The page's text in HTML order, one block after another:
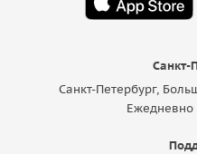
Санкт-
Санкт-Петербург,